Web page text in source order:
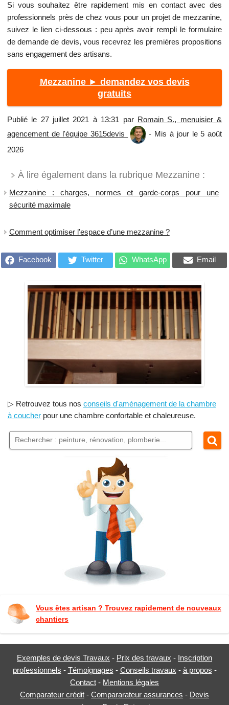
Si vous souhaitez être rapidement mis en contact avec des
professionnels près de chez vous pour un projet de mezzanine,
suivez le lien ci-dessous : peu après avoir rempli le formulaire
de demande de devis, vous recevrez les premières propositions
sans engagement des artisans.
Mezzanine ► demandez vos devis
gratuits
Publié le 27 juillet 2021 à 13:31 par Romain S., menuisier &
agencement de l'équipe 3615devis
- Mis à jour le 5 août
2026
À lire également dans la rubrique Mezzanine :
Mezzanine : charges, normes et garde-corps pour une
sécurité maximale
Comment optimiser l’espace d’une mezzanine ?
Facebook Twitter WhatsApp Email
▷ Retrouvez tous nos conseils d'aménagement de la chambre
à coucherpour une chambre confortable et chaleureuse.
Vous êtes artisan ? Trouvez rapidement de nouveaux
chantiers
Exemples de devis Travaux - Prix des travaux - Inscription
professionnels - Témoignages - Conseils travaux - à propos -
Contact - Mentions légales
Comparateur crédit - Compararateur assurances - Devis